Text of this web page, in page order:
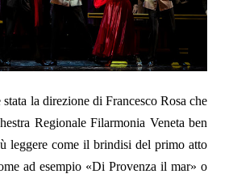
la direzione di Francesco Rosa che
Regionale Filarmonia Veneta ben
leggere come il brindisi del primo atto
ad esempio «Di Provenza il mar» o